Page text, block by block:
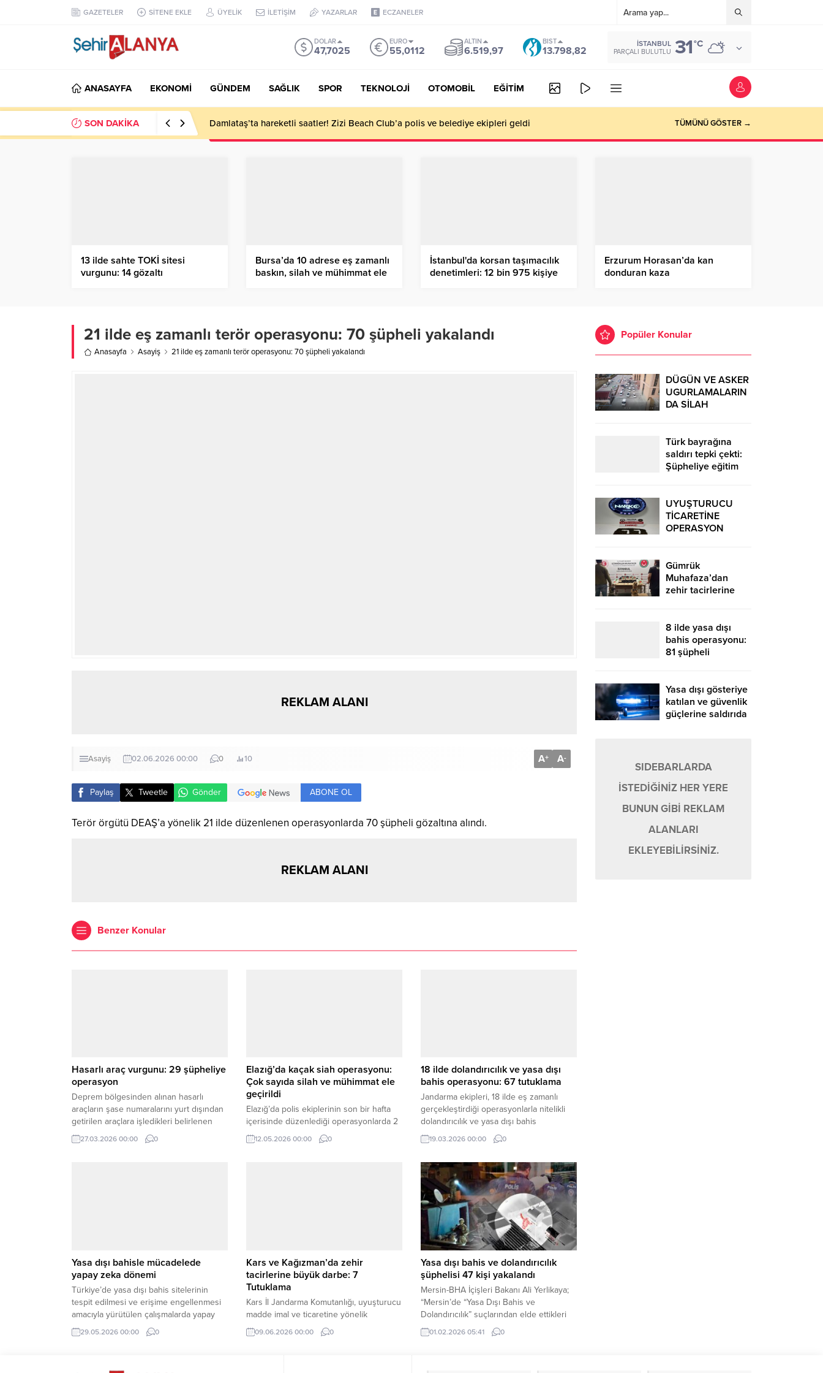
GAZETELER SİTENE EKLE ÜYELİK İLETİŞİM YAZARLAR ECZANELER
DOLAR
47,7025
EURO
55,0112
ALTIN
6.519,97
BIST
13.798,82
İSTANBUL
PARÇALI BULUTLU 31°C
ANASAYFA EKONOMİ GÜNDEM SAĞLIK SPOR TEKNOLOJİ OTOMOBİL EĞİTİM
SON DAKİKA Damlataş’ta hareketli saatler! Zizi Beach Club’a polis ve belediye ekipleri geldi TÜMÜNÜ GÖSTER →
13 ilde sahte TOKİ sitesi
vurgunu: 14 gözaltı
Bursa’da 10 adrese eş zamanlı
baskın, silah ve mühimmat ele
İstanbul'da korsan taşımacılık
denetimleri: 12 bin 975 kişiye
Erzurum Horasan’da kan
donduran kaza
21 ilde eş zamanlı terör operasyonu: 70 şüpheli yakalandı
Anasayfa Asayiş 21 ilde eş zamanlı terör operasyonu: 70 şüpheli yakalandı
REKLAM ALANI
Asayiş 02.06.2026 00:00 0 10 A+ A-
Paylaş Tweetle Gönder ABONE OL
Terör örgütü DEAŞ’a yönelik 21 ilde düzenlenen operasyonlarda 70 şüpheli gözaltına alındı.
REKLAM ALANI
Benzer Konular
Hasarlı araç vurgunu: 29 şüpheliye
operasyon
Deprem bölgesinden alınan hasarlı
araçların şase numaralarını yurt dışından
getirilen araçlara işledikleri belirlenen
şüphelilere yönelik geniş çaplı
operasyon başlatıldı.
27.03.2026 00:00 0
Elazığ’da kaçak siah operasyonu:
Çok sayıda silah ve mühimmat ele
geçirildi
Elazığ’da polis ekiplerinin son bir hafta
içerisinde düzenlediği operasyonlarda 2
şüpheli yakalanırken, çok sayıda
ruhsatsız silah, mühimmat ve kesici alet
12.05.2026 00:00 0
18 ilde dolandırıcılık ve yasa dışı
bahis operasyonu: 67 tutuklama
Jandarma ekipleri, 18 ilde eş zamanlı
gerçekleştirdiği operasyonlarla nitelikli
dolandırıcılık ve yasa dışı bahis
şebekelerine ağır darbe indirdi.
19.03.2026 00:00 0
Yasa dışı bahisle mücadelede
yapay zeka dönemi
Türkiye’de yasa dışı bahis sitelerinin
tespit edilmesi ve erişime engellenmesi
amacıyla yürütülen çalışmalarda yapay
zeka ve makine öğrenmesi
teknolojilerinden aktif şekilde
29.05.2026 00:00 0
Kars ve Kağızman’da zehir
tacirlerine büyük darbe: 7
Tutuklama
Kars İl Jandarma Komutanlığı, uyuşturucu
madde imal ve ticaretine yönelik
gerçekleştirdiği başarılı operasyonlarla
zehir tacirlerine göz açtırmadı.
09.06.2026 00:00 0
Yasa dışı bahis ve dolandırıcılık
şüphelisi 47 kişi yakalandı
Mersin-BHA İçişleri Bakanı Ali Yerlikaya;
“Mersin’de “Yasa Dışı Bahis ve
Dolandırıcılık” suçlarından elde ettikleri
suç gelirlerini aklayan ve hesaplarında 1
yıl içinde 1 Milyar 900 Milyon TL’lik para
01.02.2026 05:41 0
Popüler Konular
DÜGÜN VE ASKER
UGURLAMALARIN
DA SİLAH
Türk bayrağına
saldırı tepki çekti:
Şüpheliye eğitim
UYUŞTURUCU
TİCARETİNE
OPERASYON
Gümrük
Muhafaza’dan
zehir tacirlerine
8 ilde yasa dışı
bahis operasyonu:
81 şüpheli
Yasa dışı gösteriye
katılan ve güvenlik
güçlerine saldırıda
SIDEBARLARDA
İSTEDİĞİNİZ HER YERE
BUNUN GİBİ REKLAM
ALANLARI
EKLEYEBİLİRSİNİZ.